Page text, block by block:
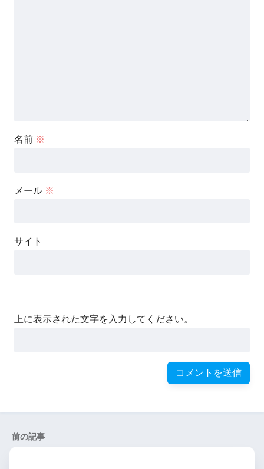
名前 ※
メール ※
サイト
上に表示された文字を入力してください。
前の記事